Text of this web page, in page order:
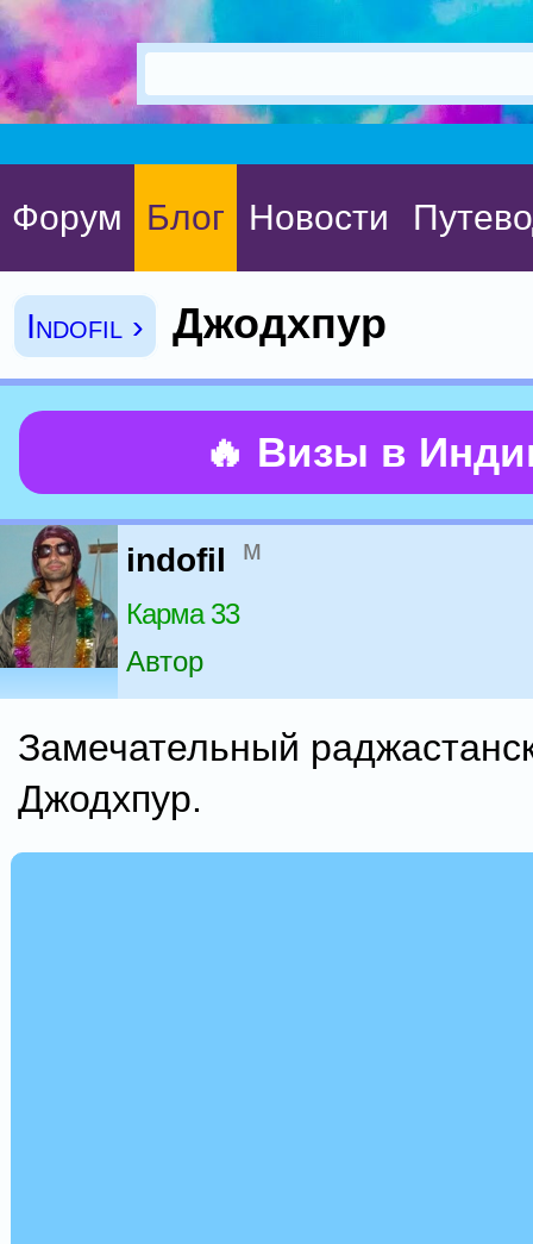
Форум Блог Новости
Indofil › Джодхпур
🔥 Визы в
indofil м
Карма 33
Автор
Замечательный
Джодхпур.